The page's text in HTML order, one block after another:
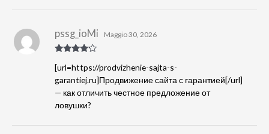
5
su 5
pssg_ioMi Maggio 30, 2026
[url=https://prodvizhenie-sajta-s-
garantiej.ru]Продвижение сайта с гарантией[/url]
— как отличить честное предложение от
ловушки?